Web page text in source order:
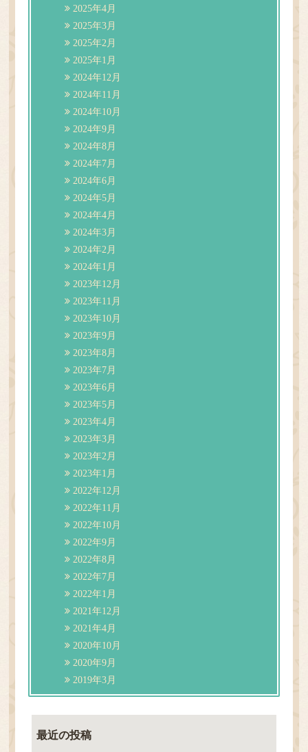
2025年4月
2025年3月
2025年2月
2025年1月
2024年12月
2024年11月
2024年10月
2024年9月
2024年8月
2024年7月
2024年6月
2024年5月
2024年4月
2024年3月
2024年2月
2024年1月
2023年12月
2023年11月
2023年10月
2023年9月
2023年8月
2023年7月
2023年6月
2023年5月
2023年4月
2023年3月
2023年2月
2023年1月
2022年12月
2022年11月
2022年10月
2022年9月
2022年8月
2022年7月
2022年1月
2021年12月
2021年4月
2020年10月
2020年9月
2019年3月
最近の投稿